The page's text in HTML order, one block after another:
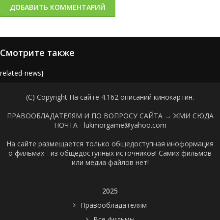
ДОБАВИТЬ КОММЕНТАРИЙ
Смотрите также
news}
(C) Copyright На сайте 4.162 описаний кинокартин.
ПРАВООБЛАДАТЕЛЯМ И ПО ВОПРОСУ САЙТА → ЖМИ СЮДА
ПОЧТА - lukmorgame@yahoo.com
На сайте размещается только общедоступная иноформация
о фильмах - из общедоступных источников! Самих фильмов
или медиа файлов нет!
2025
Правообладателям